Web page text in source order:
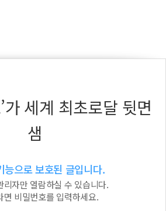
세계 최초로달 뒷면
샘
능으로 보호된 글입니다.
리자만 열람하실 수 있습니다.
면 비밀번호를 입력하세요.